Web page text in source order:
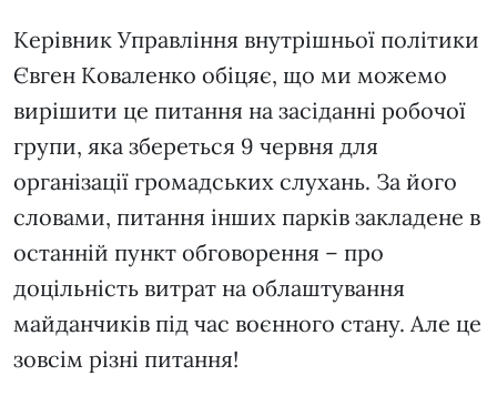
Керівник Управління внутрішньої політики
Євген Коваленко обіцяє, що ми можемо
вирішити це питання на засіданні робочої
групи, яка збереться 9 червня для
організації громадських слухань. За його
словами, питання інших парків закладене в
останній пункт обговорення – про
доцільність витрат на облаштування
майданчиків під час воєнного стану. Але це
зовсім різні питання!